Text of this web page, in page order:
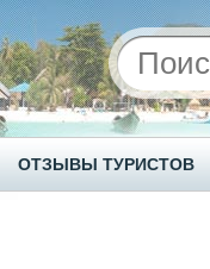
ОТЗЫВЫ ТУРИСТОВ